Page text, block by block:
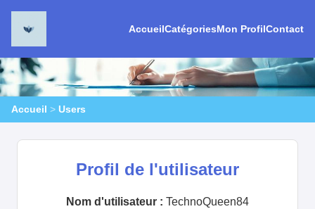
AccueilCatégoriesMon ProfilContact
Accueil > Users
Profil de l'utilisateur
Nom d'utilisateur : TechnoQueen84